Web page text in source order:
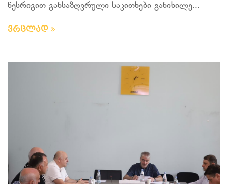
წესრიგით განსაზღვრული საკითხები განიხილე...
ვრცლად